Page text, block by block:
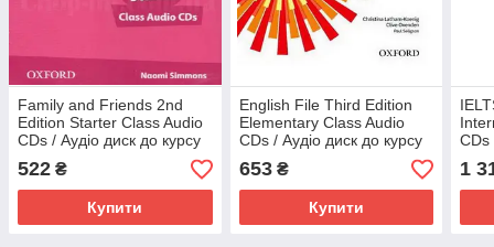
Family and Friends 2nd
Edition Starter Class Audio
CDs / Аудіо диск до курсу
522 ₴
Купити
English File Third Edition
Elementary Class Audio
CDs / Аудіо диск до курсу
653₴
Купити
CDs
1